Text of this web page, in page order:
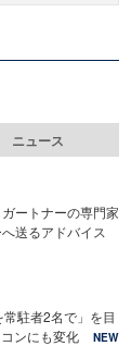
ニュース
ートナーの専門家
送るアドバイス
駐者2名で」を目
ンにも変化
NEW